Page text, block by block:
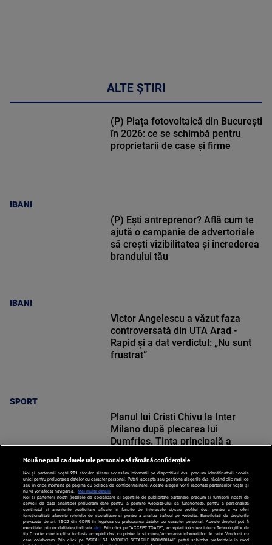
ALTE ȘTIRI
IBANI
(P) Piața fotovoltaică din București
în 2026: ce se schimbă pentru
proprietarii de case și firme
IBANI
(P) Ești antreprenor? Află cum te
ajută o campanie de advertoriale
să crești vizibilitatea și încrederea
brandului tău
SPORT
Victor Angelescu a văzut faza
controversată din UTA Arad -
Rapid și a dat verdictul: „Nu sunt
frustrat”
SPORT
Planul lui Cristi Chivu la Inter
Milano după plecarea lui
Dumfries. Ținta principală a
Nouă ne pasă ca datele tale personale să rămână confidențiale
Noi și partenerii noștri 201 stocăm și/sau accesăm informații pe dispozitivul dvs., precum identificatorii cookie
unici pentru prelucrarea datelor cu caracter personal. Puteți accepta sau gestiona alegerile dvs. făcând clic mai jos
sau în orice moment, pe pagina cu politica de confidențialitate. Aceste alegeri vor fi raportate partenerilor noștri și
nu vă vor afecta navigarea.
Mai multe detalii
Noi si partenerii nostri (retelele de socializare si agentiile de publicitate partenere, precum si furnizorii nostri de
servicii de date analitice) prelucram date pentru a permite website-ului sa functioneze, pentru a personaliza
continutul si anunturile publicitare afisate in functie de interesele si/sau profilul dvs., pentru a va oferi
functionalitati aferente retelelor de socializare si pentru a analiza traficul pe website. Beneficiati de drepturile
prevazute de art. 15-22 din GDPR in legatura cu prelucrarea datelor cu caracter personal. Aceste drepturi pot fi
exercitate prin modalitatea indicataaici . Prin click pe “ACCEPT TOATE”, acceptati folosirea tuturor Tehnologiilor de
tip Cookie, care implica inclusiv acceptul dvs. cu privire la stocarea/accesarea informatiilor de catre Vendor-ii cu
care colaboram. Prin click pe “VREAU SA MODIFIC SETARILE INDIVIDUAL” puteti schimba preferintele in mod